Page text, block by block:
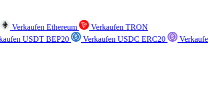
Verkaufen Ethereum
Verkaufen TRON
USDT BEP20 Verkaufen USDC ERC20